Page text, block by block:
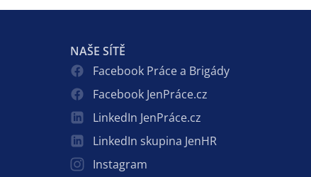
NAŠE SÍTĚ
Facebook Práce a Brigády
Facebook JenPráce.cz
LinkedIn JenPráce.cz
LinkedIn skupina JenHR
Instagram